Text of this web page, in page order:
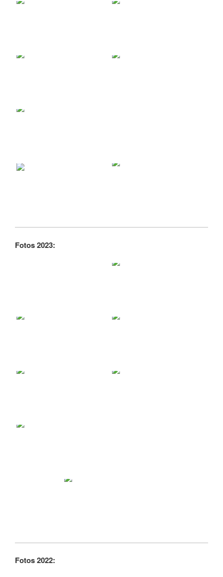
Fotos 2023:
Fotos 2022: